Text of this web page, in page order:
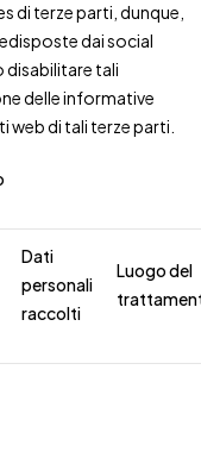
di terze parti, dunque,
dai social
tali
delle informative
web di tali terze parti.
Dati
personali
raccolti
Luogo del